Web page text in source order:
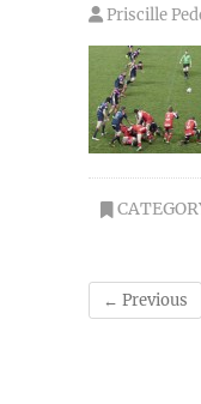
Priscille
← Previous